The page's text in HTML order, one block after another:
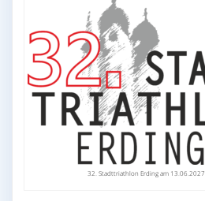
32. Stadttriathlon Erding am 13.06.2027